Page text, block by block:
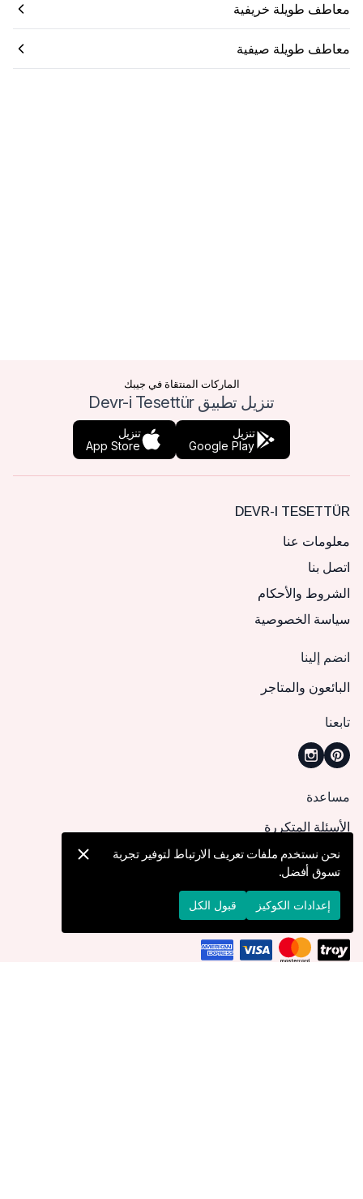
معاطف طويلة خريفية
معاطف طويلة صيفية
الماركات المنتقاة في جيبك
تنزيل تطبيق Devr-i Tesettür
تنزيل
Google Play
تنزيل
App Store
DEVR-I TESETTÜR
معلومات عنا
اتصل بنا
الشروط والأحكام
سياسة الخصوصية
انضم إلينا
البائعون والمتاجر
تابعنا
مساعدة
الأسئلة المتكررة
كيف يمكنني تقديم طلب؟
الشحن والتوصيل
الإرجاع والإلغاء
نحن نستخدم ملفات تعريف الارتباط لتوفير تجربة
تسوق أفضل.
إعدادات الكوكيز قبول الكل